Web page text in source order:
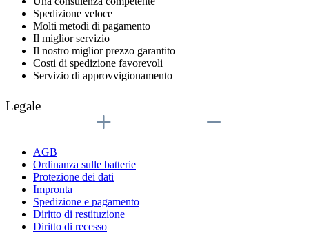
Spedizione veloce
Molti metodi di pagamento
Il miglior servizio
Il nostro miglior prezzo garantito
Costi di spedizione favorevoli
Servizio di approvvigionamento
Legale
AGB
Ordinanza sulle batterie
Protezione dei dati
Impronta
Spedizione e pagamento
Diritto di restituzione
Diritto di recesso